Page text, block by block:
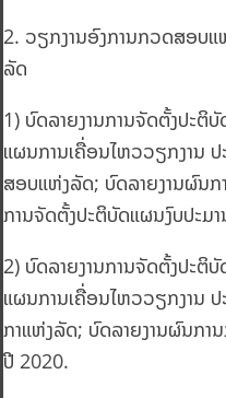
2. ວຽກງານອົງການກວດສອບແ
ລັດ
1) ບົດລາຍງານການຈັດຕັ້ງປະຕິ
ແຜນການເຄື່ອນໄຫວວຽກງານ
ສອບແຫ່ງລັດ; ບົດລາຍງານຜົນ
ການຈັດຕັ້ງປະຕິບັດແຜນງົບປະມ
2) ບົດລາຍງານການຈັດຕັ້ງປະຕິ
ແຜນການເຄື່ອນໄຫວວຽກງານ
ກາແຫ່ງລັດ; ບົດລາຍງານຜົນກ
ປີ 2020.